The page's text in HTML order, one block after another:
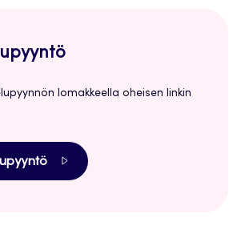
lomakkeella oheisen linkin